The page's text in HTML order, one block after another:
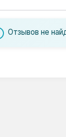
Отзывов не